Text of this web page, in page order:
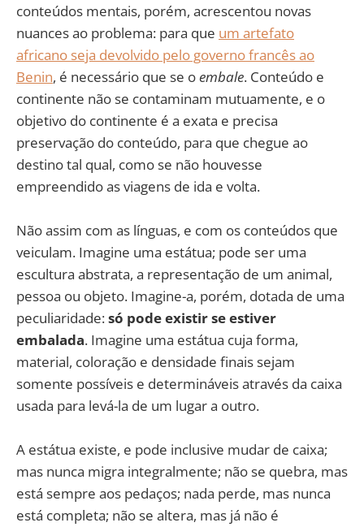
conteúdos mentais, porém, acrescentou novas
nuances ao problema: para que um artefato
africano seja devolvido pelo governo francês ao
Benin, é necessário que se oembale. Conteúdo e
continente não se contaminam mutuamente, e o
objetivo do continente é a exata e precisa
preservação do conteúdo, para que chegue ao
destino tal qual, como se não houvesse
empreendido as viagens de ida e volta.
Não assim com as línguas, e com os conteúdos que
veiculam. Imagine uma estátua; pode ser uma
escultura abstrata, a representação de um animal,
pessoa ou objeto. Imagine-a, porém, dotada de uma
peculiaridade:só pode existir se estiver
embalada. Imagine uma estátua cuja forma,
material, coloração e densidade finais sejam
somente possíveis e determináveis através da caixa
usada para levá-la de um lugar a outro.
A estátua existe, e pode inclusive mudar de caixa;
mas nunca migra integralmente; não se quebra, mas
está sempre aos pedaços; nada perde, mas nunca
está completa; não se altera, mas já não é